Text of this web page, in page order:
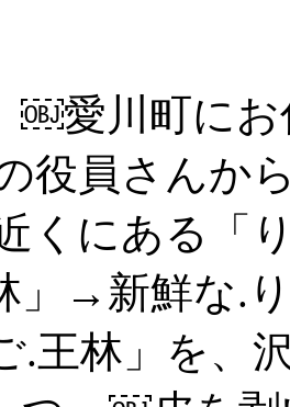
￼愛川町に
役員さんか
くにある「
」→新鮮な.
.王林」を、